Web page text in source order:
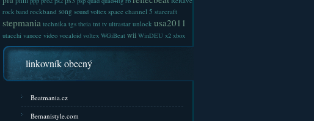
rock band rockband song sound voltex space channel 5 starcraft
stepmania technika tgs theia tnt tv ultrastar unlock usa2011
utacchi vanoce video vocaloid voltex WGiBeat wii WinDEU x2 xbox
linkovník obecný
Beatmania.cz
Bemanistyle.com